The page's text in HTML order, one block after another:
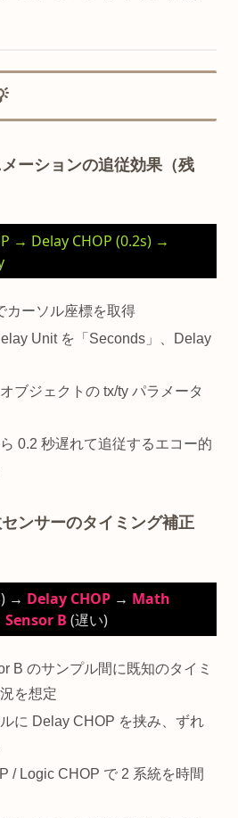
ーションの追従効果（残
→ Delay CHOP (0.2s) →
カーソル座標を取得
Unit を「Seconds」、Delay
ブジェクトの tx/ty パラメータ
0.2 秒遅れて追従するエコー的
ンサーのタイミング補正
→ Delay CHOP → Math
Sensor B (遅い)
B のサンプル間に既知のタイミ
を想定
に Delay CHOP を挟み、ずれ
/ Logic CHOP で 2 系統を時間